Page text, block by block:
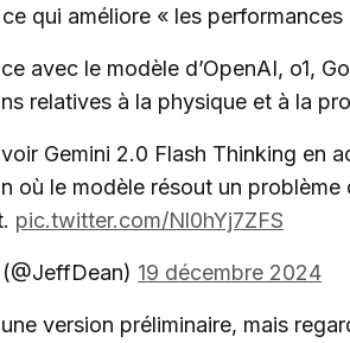
qui améliore « les
avec le modèle d’OpenAI, o1,
relatives à la physique et à la
Gemini 2.0 Flash Thinking en
où le modèle résout un
pic.twitter.com/Nl0hYj7ZFS
19 décembre 2024
une version préliminaire, mais